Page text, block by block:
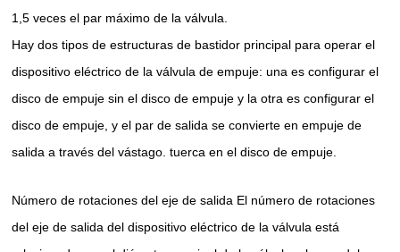
1,5 veces el par máximo de la válvula.
Hay dos tipos de estructuras de bastidor principal para operar el
dispositivo eléctrico de la válvula de empuje: una es configurar el
disco de empuje sin el disco de empuje y la otra es configurar el
disco de empuje, y el par de salida se convierte en empuje de
salida a través del vástago. tuerca en el disco de empuje.
Número de rotaciones del eje de salida El número de rotaciones
del eje de salida del dispositivo eléctrico de la válvula está